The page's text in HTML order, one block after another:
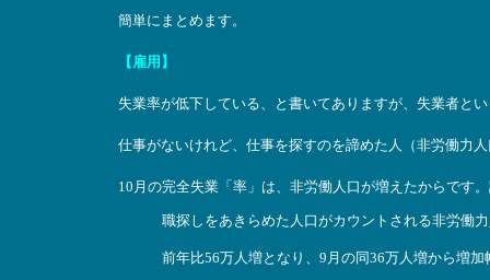
簡単にまとめます。
【雇用】
失業率が低下している、と書いてありますが、失業者と
仕事がないけれど、仕事を探すのを諦めた人（非労働力
10月の完全失業「率」は、非労働人口が増えたからです
職探しをあきらめた人口がカウントされる非労働
前年比56万人増となり、9月の同36万人増から増加